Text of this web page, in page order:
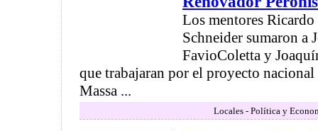
Los mentores
Schneider sumaron a
FavioColetta y
que trabajaran por el proyecto
Massa ...
Locales - Política y